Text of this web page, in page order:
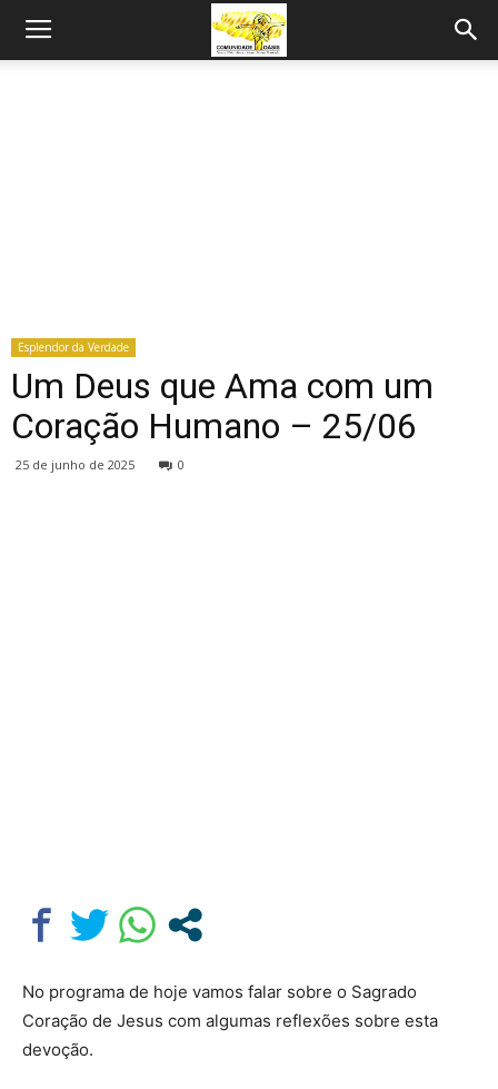
Esplendor da Verdade
Um Deus que Ama com um
Coração Humano – 25/06
25 de junho de 2025 0
No programa de hoje vamos falar sobre o Sagrado
Coração de Jesus com algumas reflexões sobre esta
devoção.